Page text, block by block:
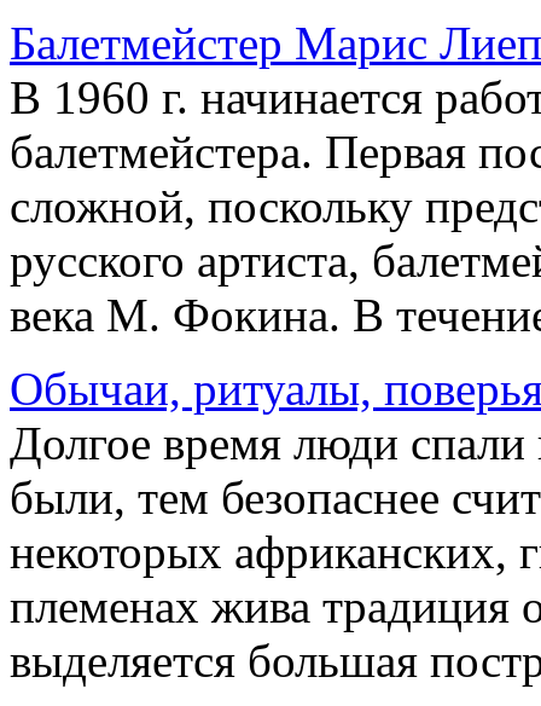
Балетмейстер Марис
В 1960 г. начинается
балетмейстера. Первая
сложной, поскольку
русского артиста,
века М. Фокина. В
Обычаи, ритуалы,
Долгое время люди
были, тем безопаснее
некоторых африканских,
племенах жива традиция
выделяется большая